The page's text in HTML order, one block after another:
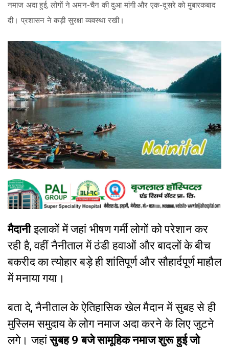
नमाज अदा हुई, लोगों ने अमन-चैन की दुआ मांगी और एक-दूसरे को मुबारकबाद
दी। प्रशासन ने कड़ी सुरक्षा व्यवस्था रखी।
मैदानीइलाकों में जहां भीषण गर्मी लोगों को परेशान कर
रही है, वहीं नैनीताल में ठंडी हवाओं और बादलों के बीच
बकरीद का त्योहार बड़े ही शांतिपूर्ण और सौहार्दपूर्ण माहौल
में मनाया गया।
बता दे, नैनीताल के ऐतिहासिक खेल मैदान में सुबह से ही
मुस्लिम समुदाय के लोग नमाज अदा करने के लिए जुटने
लगे। जहांसुबह 9 बजे सामूहिक नमाज शुरू हुई जो